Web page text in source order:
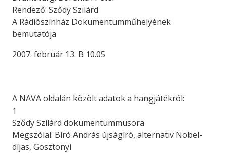
Rendező: Sződy Szilárd
A Rádiószínház Dokumentumműhelyének
bemutatója
2007. február 13. B 10.05
A NAVA oldalán közölt adatok a hangjátékról:
1
Sződy Szilárd dokumentummusora
Megszólal: Bíró András újságíró, alternativ Nobel-
díjas, Gosztonyi